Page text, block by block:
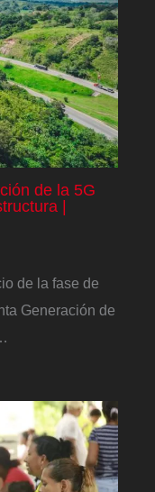
de la 5G
|
de la fase de
Generación de